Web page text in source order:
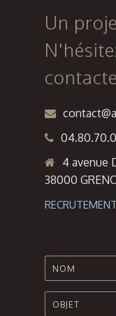
Un
4 avenue
38000
RECRUTEMENT